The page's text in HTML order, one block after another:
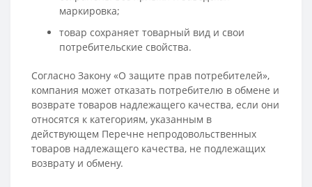
маркировка;
товар сохраняет товарный вид и свои
потребительские свойства.
Согласно Закону «О защите прав потребителей»,
компания может отказать потребителю в обмене и
возврате товаров надлежащего качества, если они
относятся к категориям, указанным в
действующем Перечне непродовольственных
товаров надлежащего качества, не подлежащих
возврату и обмену.